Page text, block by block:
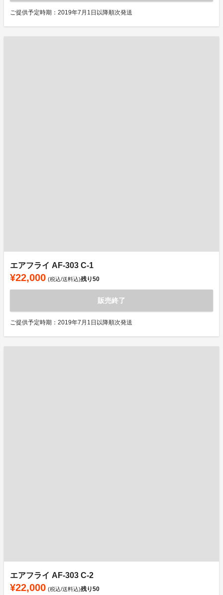
ご提供予定時期：2019年7月1日以降順次発送
エアフライ AF-303 C-1
¥22,000 (税込/送料込)残り50
販売終了
ご提供予定時期：2019年7月1日以降順次発送
エアフライ AF-303 C-2
¥22,000 (税込/送料込)残り50